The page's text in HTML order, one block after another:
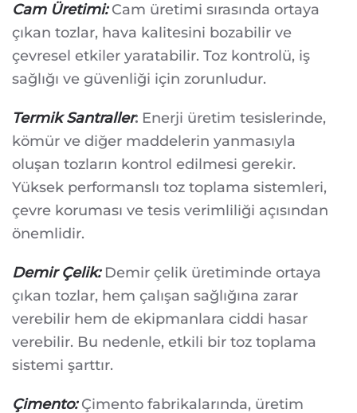
Cam Üretimi:Cam üretimi sırasında ortaya
çıkan tozlar, hava kalitesini bozabilir ve
çevresel etkiler yaratabilir. Toz kontrolü, iş
sağlığı ve güvenliği için zorunludur.
Termik Santraller: Enerji üretim tesislerinde,
kömür ve diğer maddelerin yanmasıyla
oluşan tozların kontrol edilmesi gerekir.
Yüksek performanslı toz toplama sistemleri,
çevre koruması ve tesis verimliliği açısından
önemlidir.
Demir Çelik:Demir çelik üretiminde ortaya
çıkan tozlar, hem çalışan sağlığına zarar
verebilir hem de ekipmanlara ciddi hasar
verebilir. Bu nedenle, etkili bir toz toplama
sistemi şarttır.
Çimento:Çimento fabrikalarında, üretim